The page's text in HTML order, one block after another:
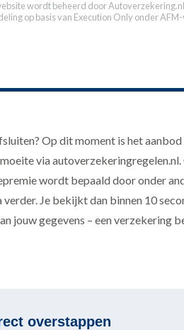
wordt beheerd doorAutoverzekering.nl
op basis van Execution Only onder
Op dit moment is het
via
wordt bepaald door onder
Je bekijkt dan binnen 10
jouw gegevens – een
overstappen